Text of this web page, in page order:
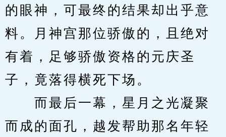
的眼神，可最终的结果却出乎意
料。月神宫那位骄傲的，且绝对
有着，足够骄傲资格的元庆圣
子，竟落得横死下场。
而最后一幕，星月之光凝聚
而成的面孔，越发帮助那名年轻